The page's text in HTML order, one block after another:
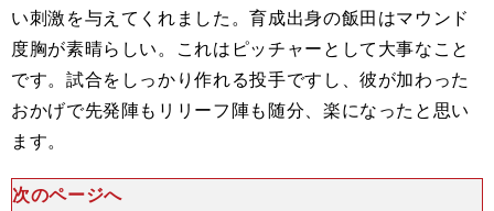
い刺激を与えてくれました。育成出身の飯田はマウンド
度胸が素晴らしい。これはピッチャーとして大事なこと
です。試合をしっかり作れる投手ですし、彼が加わった
おかげで先発陣もリリーフ陣も随分、楽になったと思い
ます。
次のページへ